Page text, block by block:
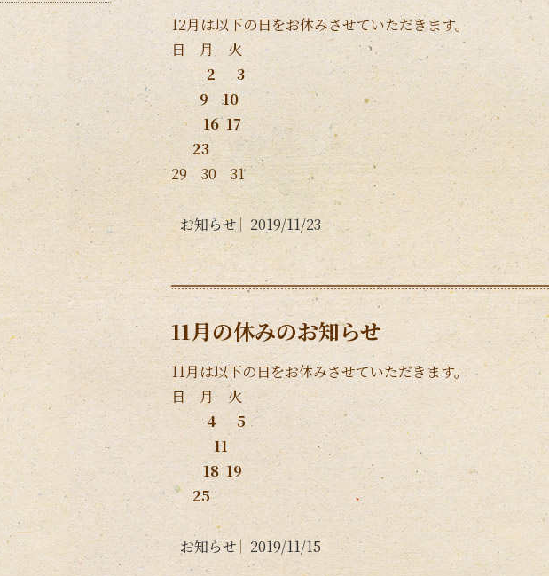
12月は以下の日をお休みさせていただきます。
日 月 火
2 3
9 10
16 17
23
29 30 31
お知らせ 2019/11/23
11月の休みのお知らせ
11月は以下の日をお休みさせていただきます。
日 月 火
4 5
11
18 19
25
お知らせ 2019/11/15